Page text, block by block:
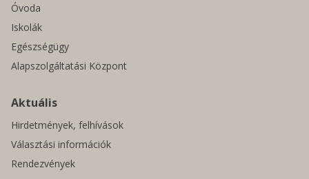
Óvoda
Iskolák
Egészségügy
Alapszolgáltatási Központ
Aktuális
Hirdetmények, felhívások
Választási információk
Rendezvények